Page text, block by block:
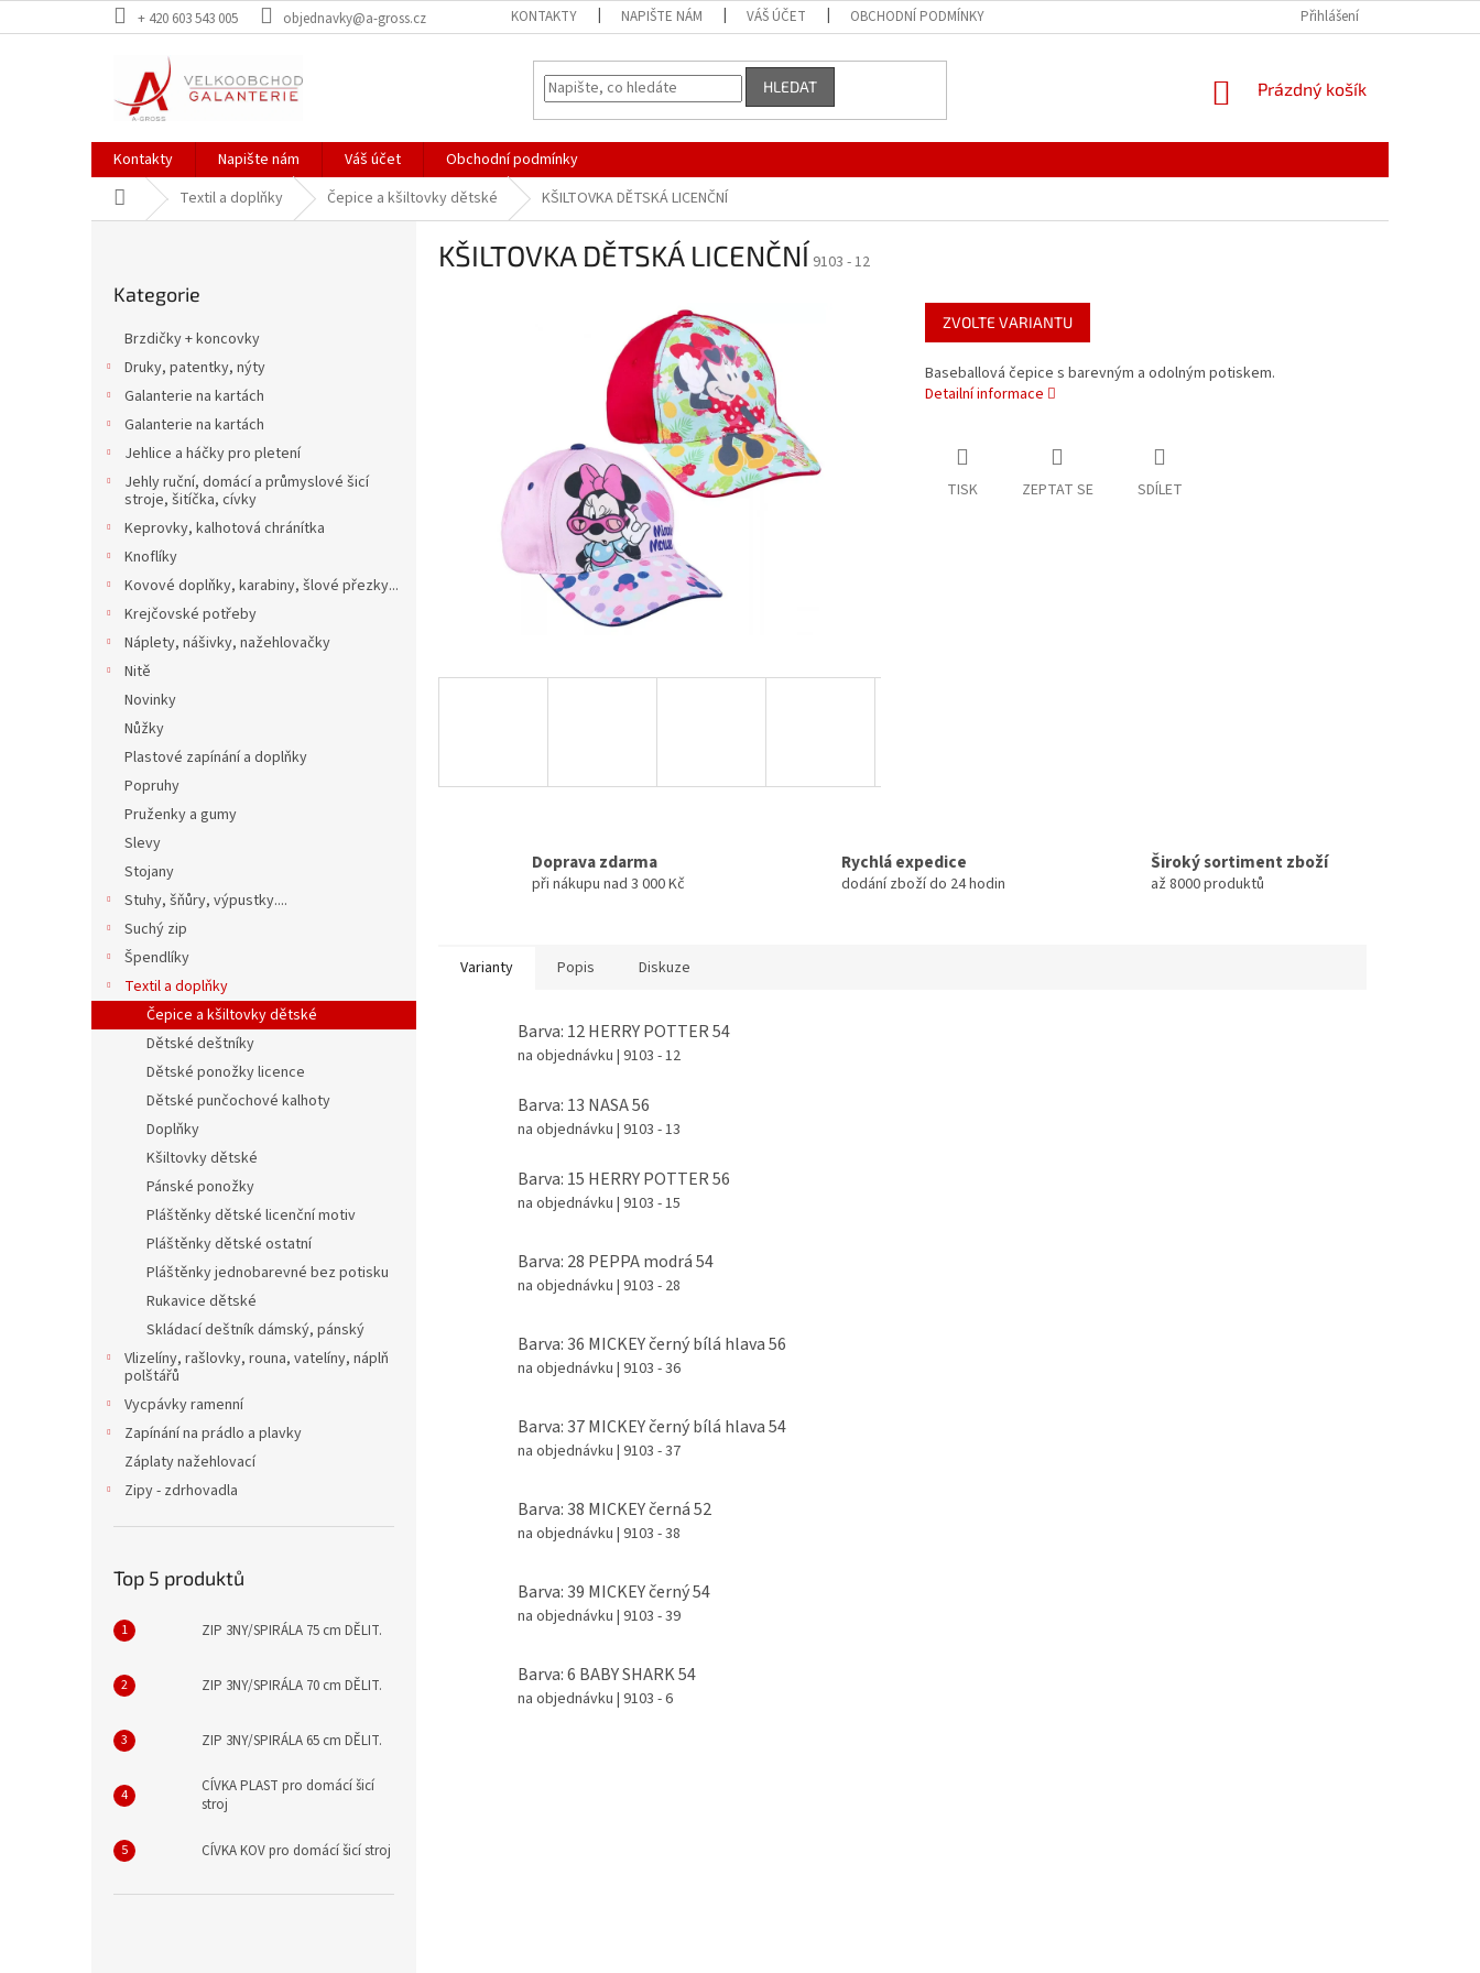
na
+ 420 603 543 005 objednavky@a-gross.cz KONTAKTY NAPIŠTE NÁM VÁŠ ÚČET OBCHODNÍ PODMÍNKY REKLAMACE
Přihlášení
HLEDAT
NÁKUPNÍ
Prázdný košík
Kontakty Napište nám Váš účet
Obchodní podmínky
Domů Textil a doplňky Čepice a kšiltovky dětské KŠILTOVKA DĚTSKÁ LICENČNÍ
kategorie
Kategorie
Brzdičky + koncovky
Druky, patentky, nýty
Galanterie na kartách
Galanterie na kartách
Jehlice a háčky pro pletení
Jehly ruční, domácí a průmyslové šicí
stroje, šitíčka, cívky
Keprovky, kalhotová chránítka
Knoflíky
Kovové doplňky, karabiny, šlové přezky...
Krejčovské potřeby
Náplety, nášivky, nažehlovačky
Nitě
Novinky
Nůžky
Plastové zapínání a doplňky
Popruhy
Pruženky a gumy
Slevy
Stojany
Stuhy, šňůry, výpustky....
Suchý zip
Špendlíky
Textil a doplňky
Čepice a kšiltovky dětské
Dětské deštníky
Dětské ponožky licence
Dětské punčochové kalhoty
Doplňky
Kšiltovky dětské
Pánské ponožky
Pláštěnky dětské licenční motiv
Pláštěnky dětské ostatní
Pláštěnky jednobarevné bez potisku
Rukavice dětské
Skládací deštník dámský, pánský
Vlizelíny, rašlovky, rouna, vatelíny, náplň
polštářů
Vycpávky ramenní
Zapínání na prádlo a plavky
Záplaty nažehlovací
Zipy - zdrhovadla
Top 5 produktů
ZIP 3NY/SPIRÁLA 75 cm DĚLIT.
ZIP 3NY/SPIRÁLA 70 cm DĚLIT.
ZIP 3NY/SPIRÁLA 65 cm DĚLIT.
CÍVKA PLAST pro domácí šicí
stroj
CÍVKA KOV pro domácí šicí stroj
KŠILTOVKA DĚTSKÁ LICENČNÍ 9103 - 12
ZVOLTE VARIANTU
Baseballová čepice s barevným a odolným potiskem.
Detailní informace
TISK ZEPTAT SE SDÍLET
Doprava zdarma
při nákupu nad 3 000 Kč
Rychlá expedice
dodání zboží do 24 hodin
Široký sortiment zboží
až 8000 produktů
Varianty Popis Diskuze
Barva: 12 HERRY POTTER 54
na objednávku | 9103 - 12
Barva: 13 NASA 56
na objednávku | 9103 - 13
Barva: 15 HERRY POTTER 56
na objednávku | 9103 - 15
Barva: 28 PEPPA modrá 54
na objednávku | 9103 - 28
Barva: 36 MICKEY černý bílá hlava 56
na objednávku | 9103 - 36
Barva: 37 MICKEY černý bílá hlava 54
na objednávku | 9103 - 37
Barva: 38 MICKEY černá 52
na objednávku | 9103 - 38
Barva: 39 MICKEY černý 54
na objednávku | 9103 - 39
Barva: 6 BABY SHARK 54
na objednávku | 9103 - 6